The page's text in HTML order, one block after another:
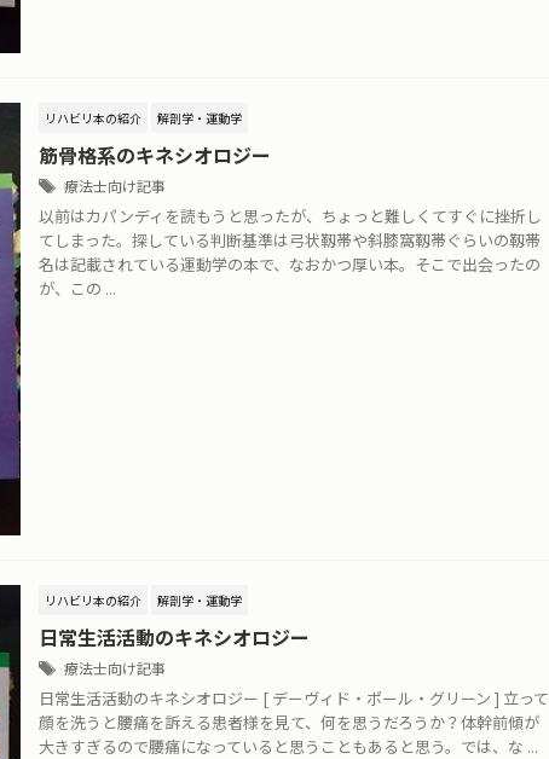
リハビリ本の紹介 解剖学・運動学
筋骨格系のキネシオロジー
療法士向け記事
以前はカパンディを読もうと思ったが、ちょっと難しくてすぐに挫折し
てしまった。探している判断基準は弓状靱帯や斜膝窩靱帯ぐらいの靱帯
名は記載されている運動学の本で、なおかつ厚い本。そこで出会ったの
が、この ...
リハビリ本の紹介 解剖学・運動学
日常生活活動のキネシオロジー
療法士向け記事
日常生活活動のキネシオロジー [ デーヴィド・ポール・グリーン ] 立って
顔を洗うと腰痛を訴える患者様を見て、何を思うだろうか？体幹前傾が
大きすぎるので腰痛になっていると思うこともあると思う。では、な ...